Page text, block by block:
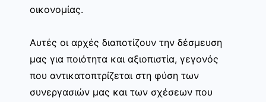
οικονομίας.
Αυτές οι αρχές διαποτίζουν την δέσμευση
μας για ποιότητα και αξιοπιστία, γεγονός
που αντικατοπτρίζεται στη φύση των
συνεργασιών μας και των σχέσεων που